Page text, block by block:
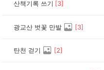
산책기록 쓰기 [3]
광교산 벗꽃 만발 [3]
탄천 걷기 [2]